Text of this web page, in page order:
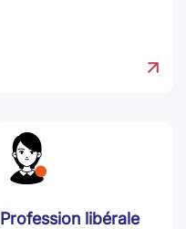
Profession libérale